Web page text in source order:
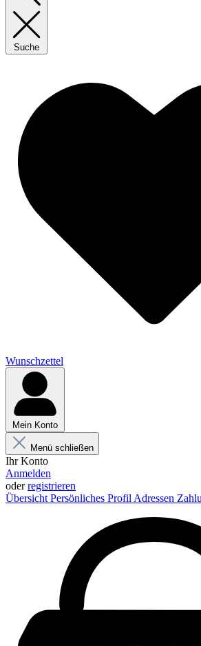
Suche
Wunschzettel
Mein Konto
Menü schließen
Ihr Konto
Anmelden
oderregistrieren
Übersicht Persönliches Profil Adressen